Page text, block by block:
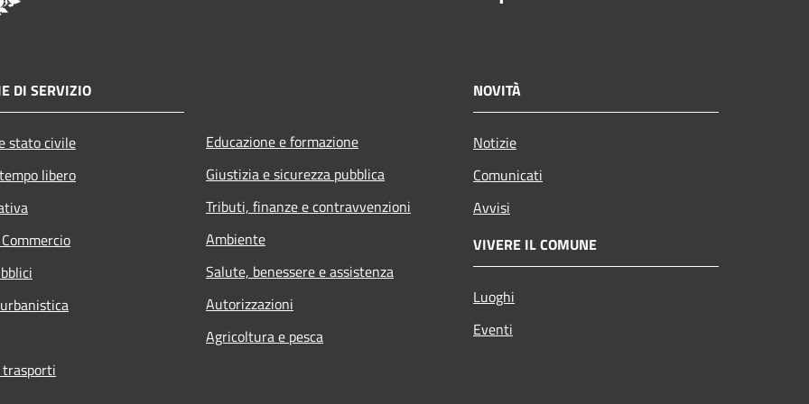
DI SERVIZIO
stato civile
libero
Educazione e formazione
Giustizia e sicurezza pubblica
Tributi, finanze e contravvenzioni
Ambiente
Salute, benessere e assistenza
Autorizzazioni
Agricoltura e pesca
NOVITÀ
Notizie
Comunicati
Avvisi
VIVERE IL COMUNE
Luoghi
Eventi